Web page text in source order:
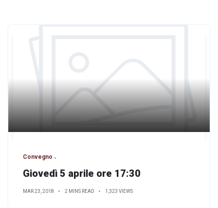
Convegno
Giovedì 5 aprile ore 17:30
MAR 23, 2018 2 MINS READ 1,323 VIEWS